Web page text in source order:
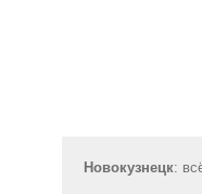
Новокузнецк: